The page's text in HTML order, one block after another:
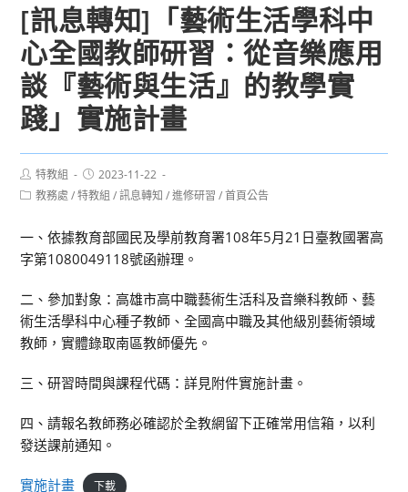
[訊息轉知]「藝術生活學科中
心全國教師研習：從音樂應用
談『藝術與生活』的教學實
踐」實施計畫
Post
author:
特教組
Post
published:
2023-11-22
Post教務處 / 特教組 / 訊息轉知 / 進修研習 / 首頁公告
一、依據教育部國民及學前教育署108年5月21日臺教國署高
字第1080049118號函辦理。
二、參加對象：高雄市高中職藝術生活科及音樂科教師、藝
術生活學科中心種子教師、全國高中職及其他級別藝術領域
教師，實體錄取南區教師優先。
三、研習時間與課程代碼：詳見附件實施計畫。
四、請報名教師務必確認於全教網留下正確常用信箱，以利
發送課前通知。
實施計畫 下載